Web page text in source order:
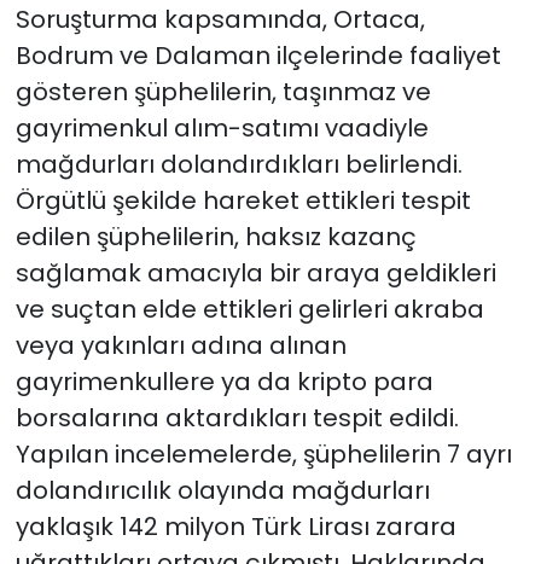
Soruşturma kapsamında, Ortaca,
Bodrum ve Dalaman ilçelerinde faaliyet
gösteren şüphelilerin, taşınmaz ve
gayrimenkul alım-satımı vaadiyle
mağdurları dolandırdıkları belirlendi.
Örgütlü şekilde hareket ettikleri tespit
edilen şüphelilerin, haksız kazanç
sağlamak amacıyla bir araya geldikleri
ve suçtan elde ettikleri gelirleri akraba
veya yakınları adına alınan
gayrimenkullere ya da kripto para
borsalarına aktardıkları tespit edildi.
Yapılan incelemelerde, şüphelilerin 7 ayrı
dolandırıcılık olayında mağdurları
yaklaşık 142 milyon Türk Lirası zarara